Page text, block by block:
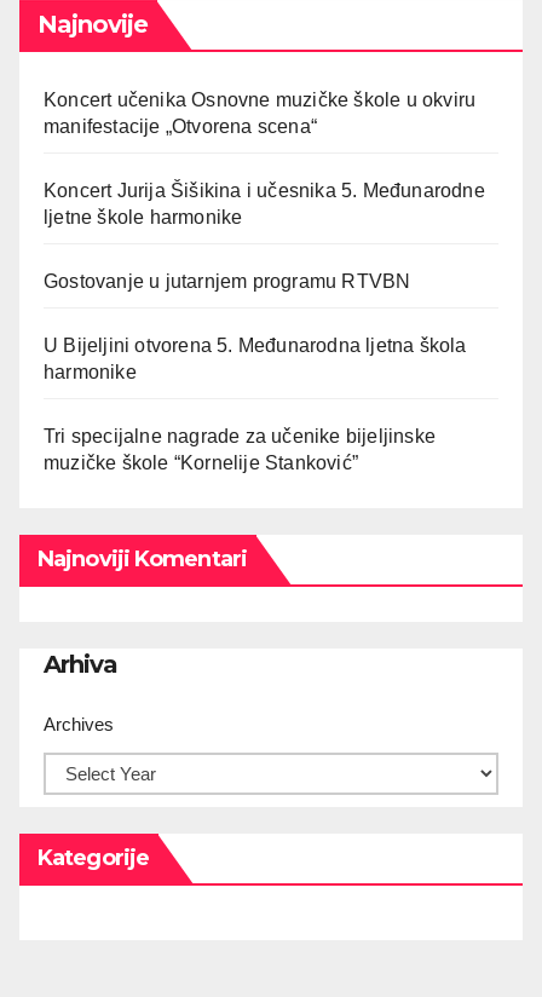
Najnovije
Koncert učenika Osnovne muzičke škole u okviru
manifestacije „Otvorena scena“
Koncert Jurija Šišikina i učesnika 5. Međunarodne
ljetne škole harmonike
Gostovanje u jutarnjem programu RTVBN
U Bijeljini otvorena 5. Međunarodna ljetna škola
harmonike
Tri specijalne nagrade za učenike bijeljinske
muzičke škole “Kornelije Stanković”
Najnoviji Komentari
Arhiva
Archives
Kategorije